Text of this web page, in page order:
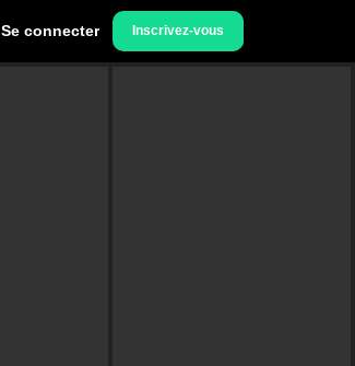
Se connecter Inscrivez-vous